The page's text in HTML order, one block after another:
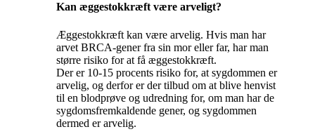
Kan æggestokkræft være arveligt?
Æggestokkræft kan være arvelig. Hvis man har
arvet BRCA-gener fra sin mor eller far, har man
større risiko for at få æggestokkræft.
Der er 10-15 procents risiko for, at sygdommen er
arvelig, og derfor er der tilbud om at blive henvist
til en blodprøve og udredning for, om man har de
sygdomsfremkaldende gener, og sygdommen
dermed er arvelig.